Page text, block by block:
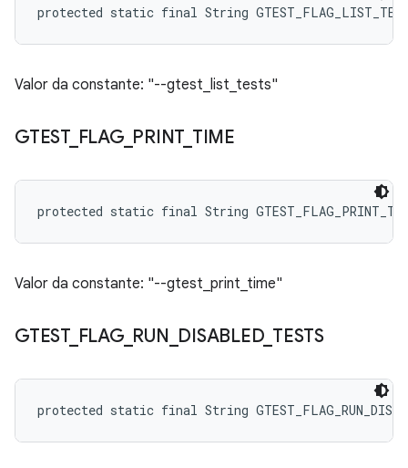
protected static final String
Valor da constante: "--gtest_list_tests"
GTEST_ FLAG_ PRINT_ TIME
protected static final String
Valor da constante: "--gtest_print_time"
GTEST_ FLAG_ RUN DISABLED_ TESTS
protected static final String